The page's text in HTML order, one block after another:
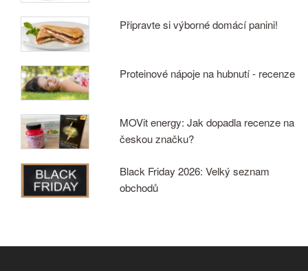
Připravte si výborné domácí panini!
Proteinové nápoje na hubnutí - recenze
MOVit energy: Jak dopadla recenze na
českou značku?
Black Friday 2026: Velký seznam
obchodů